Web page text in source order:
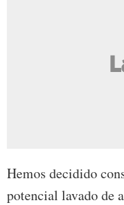
Hemos decidido
potencial lavado de